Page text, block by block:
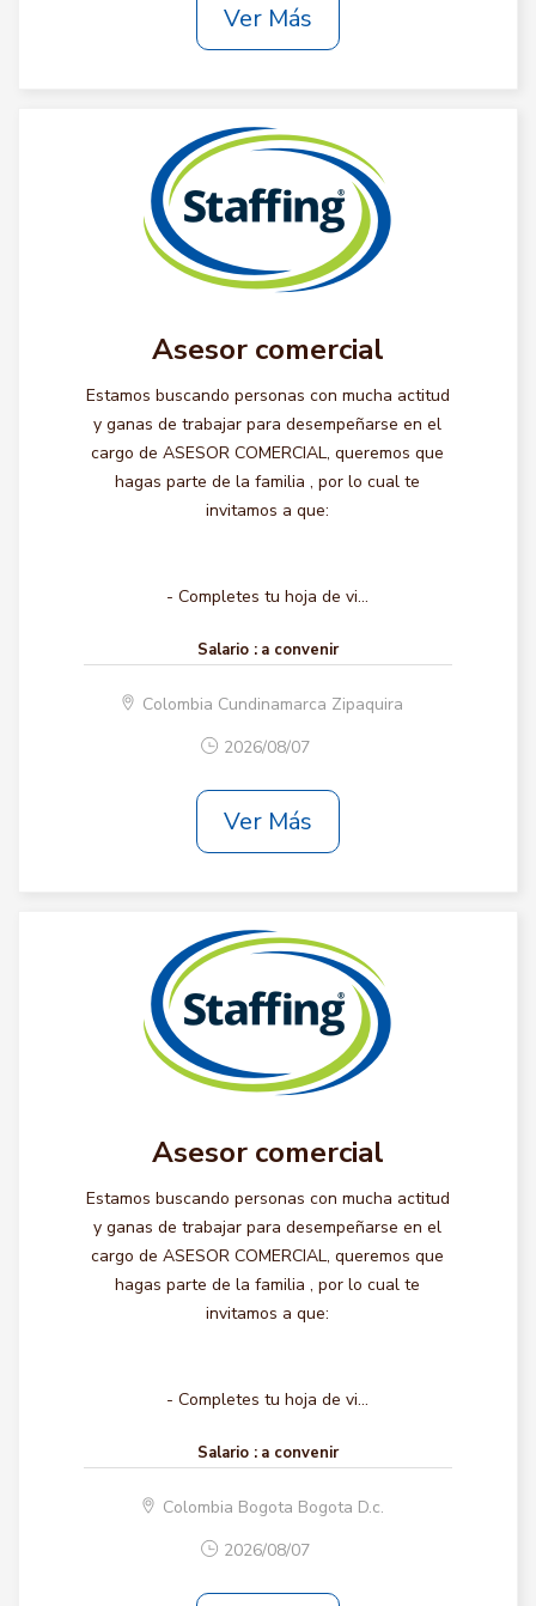
Ver Más
Asesor comercial
Estamos buscando personas con mucha actitud
y ganas de trabajar para desempeñarse en el
cargo de ASESOR COMERCIAL, queremos que
hagas parte de la familia , por lo cual te
invitamos a que:
- Completes tu hoja de vi...
Salario : a convenir
Colombia Cundinamarca Zipaquira
2026/08/07
Ver Más
Asesor comercial
Estamos buscando personas con mucha actitud
y ganas de trabajar para desempeñarse en el
cargo de ASESOR COMERCIAL, queremos que
hagas parte de la familia , por lo cual te
invitamos a que:
- Completes tu hoja de vi...
Salario : a convenir
Colombia Bogota Bogota D.c.
2026/08/07